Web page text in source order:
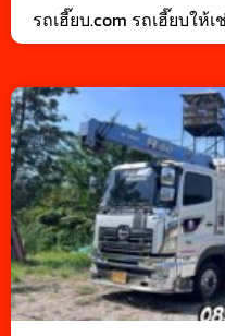
รถเฮี๊ยบ.com รถเฮี๊ยบให้